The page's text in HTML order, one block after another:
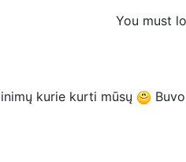
You must
kurie kurti mūsų